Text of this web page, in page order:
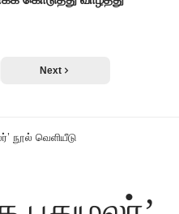
Next
நூல் வெளியீடு